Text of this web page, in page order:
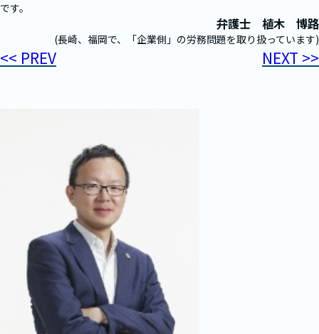
です。
弁護士 植木 博路
(長崎、福岡で、「企業側」の労務問題を取り扱っています)
<< PREV NEXT >>